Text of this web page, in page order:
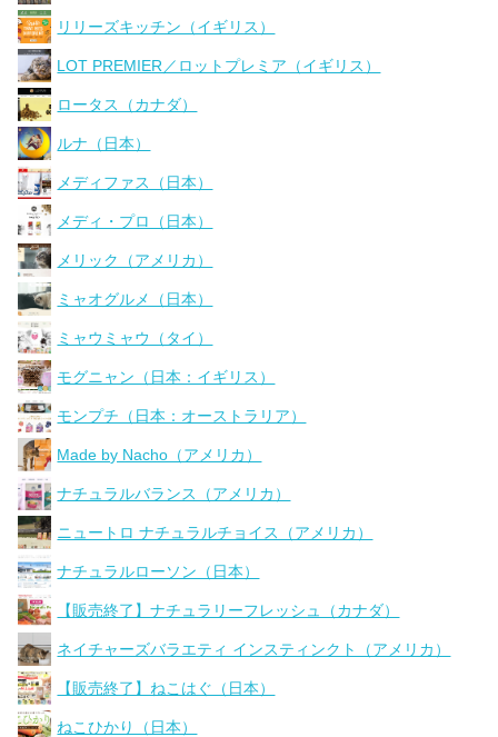
リリーズキッチン（イギリス）
LOT PREMIER／ロットプレミア（イギリス）
ロータス（カナダ）
ルナ（日本）
メディファス（日本）
メディ・プロ（日本）
メリック（アメリカ）
ミャオグルメ（日本）
ミャウミャウ（タイ）
モグニャン（日本：イギリス）
モンプチ（日本：オーストラリア）
Made by Nacho（アメリカ）
ナチュラルバランス（アメリカ）
ニュートロ ナチュラルチョイス（アメリカ）
ナチュラルローソン（日本）
【販売終了】ナチュラリーフレッシュ（カナダ）
ネイチャーズバラエティ インスティンクト（アメリカ）
【販売終了】ねこはぐ（日本）
ねこひかり（日本）